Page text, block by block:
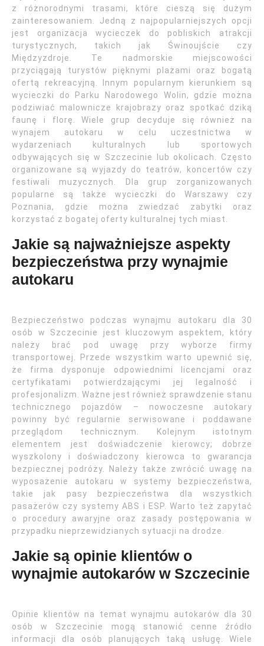
z różnorodnymi trasami, które cieszą się dużym
zainteresowaniem. Jedną z najpopularniejszych opcji
jest organizacja wycieczek do pobliskich atrakcji
turystycznych, takich jak Świnoujście czy
Międzyzdroje. Te nadmorskie miejscowości
przyciągają turystów pięknymi plażami oraz bogatą
ofertą rekreacyjną. Innym popularnym kierunkiem są
wycieczki do Parku Narodowego Wolin, gdzie można
podziwiać malownicze krajobrazy oraz spotkać dziką
faunę i florę. Wiele grup decyduje się również na
wynajem autokaru w celu uczestnictwa w
wydarzeniach kulturalnych lub sportowych
odbywających się w Szczecinie lub okolicach. Często
organizowane są wyjazdy do teatrów, koncertów czy
festiwali muzycznych. Dla grup zorganizowanych
popularne są także wycieczki do Warszawy czy
Poznania, gdzie można zwiedzać zabytki oraz
korzystać z bogatej oferty kulturalnej tych miast.
Jakie są najważniejsze aspekty
bezpieczeństwa przy wynajmie
autokaru
Bezpieczeństwo podczas wynajmu autokaru dla 30
osób w Szczecinie jest kluczowym aspektem, który
należy brać pod uwagę przy wyborze firmy
transportowej. Przede wszystkim warto upewnić się,
że firma dysponuje odpowiednimi licencjami oraz
certyfikatami potwierdzającymi jej legalność i
profesjonalizm. Ważne jest również sprawdzenie stanu
technicznego pojazdów – nowoczesne autokary
powinny być regularnie serwisowane i poddawane
przeglądom technicznym. Kolejnym istotnym
elementem jest doświadczenie kierowcy; dobrze
wyszkolony i doświadczony kierowca to gwarancja
bezpiecznej podróży. Należy także zwrócić uwagę na
wyposażenie autokaru w systemy bezpieczeństwa,
takie jak pasy bezpieczeństwa dla wszystkich
pasażerów czy systemy ABS i ESP. Warto też zapytać
o procedury awaryjne oraz zasady postępowania w
przypadku nieprzewidzianych sytuacji na drodze.
Jakie są opinie klientów o
wynajmie autokarów w Szczecinie
Opinie klientów na temat wynajmu autokarów dla 30
osób w Szczecinie mogą stanowić cenne źródło
informacji dla osób planujących taką usługę. Wiele